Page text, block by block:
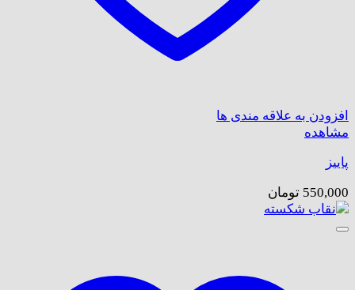
افزودن به علاقه مندی ها
مشاهده
پاییز
550,000 تومان